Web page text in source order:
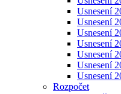
Usnesení
Usnesení
Usnesení
Usnesení
Usnesení
Usnesení
Usnesení
Rozpočet